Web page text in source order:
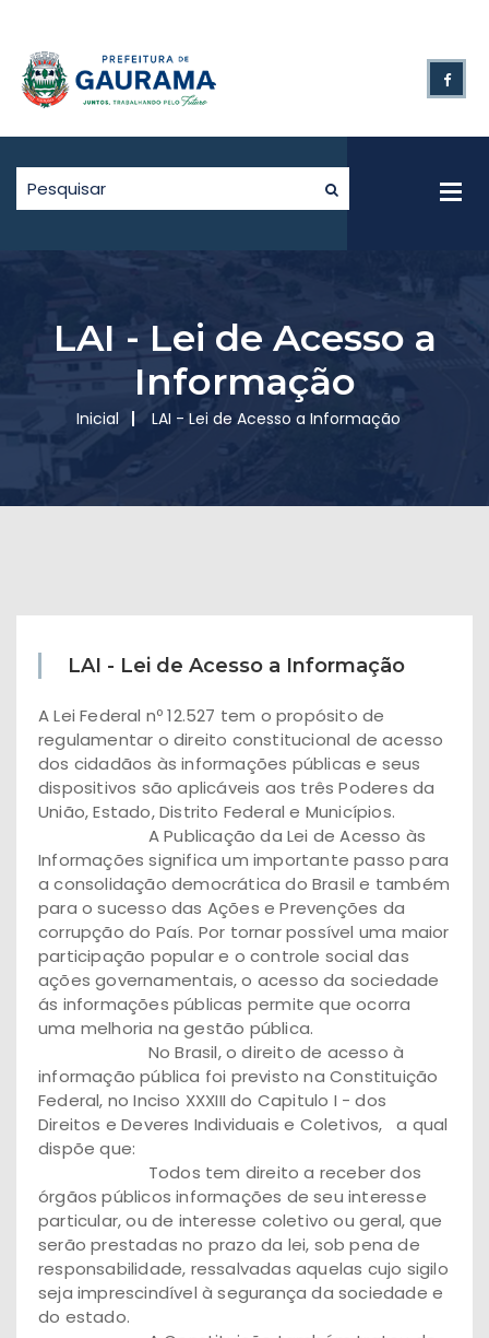
LAI - Lei de Acesso a
Informação
Inicial LAI - Lei de Acesso a Informação
LAI - Lei de Acesso a Informação
A Lei Federal nº 12.527 tem o propósito de
regulamentar o direito constitucional de acesso
dos cidadãos às informações públicas e seus
dispositivos são aplicáveis aos três Poderes da
União, Estado, Distrito Federal e Municípios.
A Publicação da Lei de Acesso às
Informações significa um importante passo para
a consolidação democrática do Brasil e também
para o sucesso das Ações e Prevenções da
corrupção do País. Por tornar possível uma maior
participação popular e o controle social das
ações governamentais, o acesso da sociedade
ás informações públicas permite que ocorra
uma melhoria na gestão pública.
No Brasil, o direito de acesso à
informação pública foi previsto na Constituição
Federal, no Inciso XXXIII do Capitulo I - dos
Direitos e Deveres Individuais e Coletivos, a qual
dispõe que:
Todos tem direito a receber dos
órgãos públicos informações de seu interesse
particular, ou de interesse coletivo ou geral, que
serão prestadas no prazo da lei, sob pena de
responsabilidade, ressalvadas aquelas cujo sigilo
seja imprescindível à segurança da sociedade e
do estado.